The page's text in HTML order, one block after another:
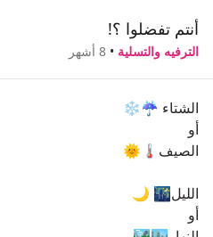
أنتم تفضلوا ؟!
الترفيه والتسلية • 8 أشهر
الشتاء ☔️❄️
أو
الصيف🌡🌞
الليل🌃 🌙
أو